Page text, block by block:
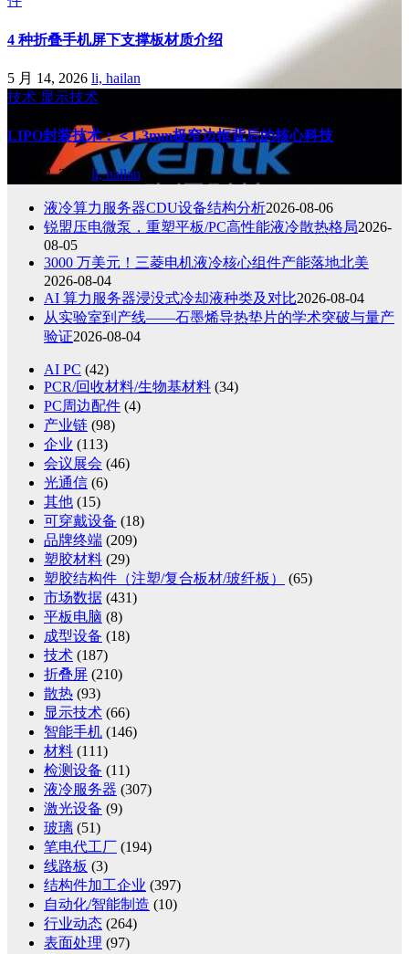
4 种折叠手机屏下支撑板材质介绍
5 月 14, 2026 li, hailan
技术 显示技术
LIPO封装技术：＜1.3mm极窄边框背后的核心科技
5 月 12, 2026 li, hailan
液冷算力服务器CDU设备结构分析2026-08-06
锐盟压电微泵，重塑平板/PC高性能液冷散热格局2026-
08-05
3000 万美元！三菱电机液冷核心组件产能落地北美
2026-08-04
AI 算力服务器浸没式冷却液种类及对比2026-08-04
从实验室到产线——石墨烯导热垫片的学术突破与量产
验证2026-08-04
AI PC (42)
PCR/回收材料/生物基材料 (34)
PC周边配件 (4)
产业链 (98)
企业 (113)
会议展会 (46)
光通信 (6)
其他 (15)
可穿戴设备 (18)
品牌终端 (209)
塑胶材料 (29)
塑胶结构件（注塑/复合板材/玻纤板）
(65)
市场数据 (431)
平板电脑 (8)
成型设备 (18)
技术 (187)
折叠屏 (210)
散热 (93)
显示技术 (66)
智能手机 (146)
材料 (111)
检测设备 (11)
液冷服务器 (307)
激光设备 (9)
玻璃 (51)
笔电代工厂 (194)
线路板 (3)
结构件加工企业 (397)
自动化/智能制造 (10)
行业动态 (264)
表面处理 (97)